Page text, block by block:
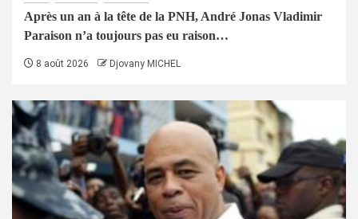
Après un an à la tête de la PNH, André Jonas Vladimir
Paraison n’a toujours pas eu raison…
8 août 2026 Djovany MICHEL